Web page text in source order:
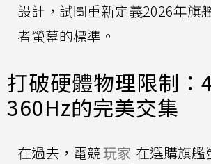
設計，試圖重新定義2026年旗
者螢幕的標準。
打破硬體物理限制：
360Hz的完美交集
在過去，電競玩家 在選購旗艦